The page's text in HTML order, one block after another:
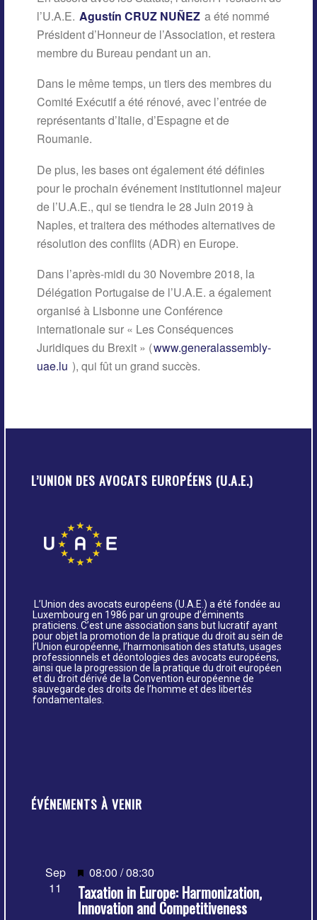
l’U.A.E. Agustín CRUZ NUÑEZ a été nommé
Président d’Honneur de l’Association, et restera
membre du Bureau pendant un an.
Dans le même temps, un tiers des membres du
Comité Exécutif a été rénové, avec l’entrée de
représentants d’Italie, d’Espagne et de
Roumanie.
De plus, les bases ont également été définies
pour le prochain événement institutionnel majeur
de l’U.A.E., qui se tiendra le 28 Juin 2019 à
Naples, et traitera des méthodes alternatives de
résolution des conflits (ADR) en Europe.
Dans l’après-midi du 30 Novembre 2018, la
Délégation Portugaise de l’U.A.E. a également
organisé à Lisbonne une Conférence
internationale sur « Les Conséquences
Juridiques du Brexit » (www.generalassembly-
uae.lu ), qui fût un grand succès.
L’UNION DES AVOCATS EUROPÉENS (U.A.E.)
L’Union des avocats européens (U.A.E.) a été fondée au
Luxembourg en 1986 par un groupe d’éminents
praticiens. C’est une association sans but lucratif ayant
pour objet la promotion de la pratique du droit au sein de
l’Union européenne, l’harmonisation des statuts, usages
professionnels et déontologies des avocats européens,
ainsi que la progression de la pratique du droit européen
et du droit dérivé de la Convention européenne de
sauvegarde des droits de l’homme et des libertés
fondamentales.
ÉVÉNEMENTS À VENIR
Sep
11
Mis
en
avant
08:00 /08:30
Taxation in Europe: Harmonization,
Innovation and Competitiveness